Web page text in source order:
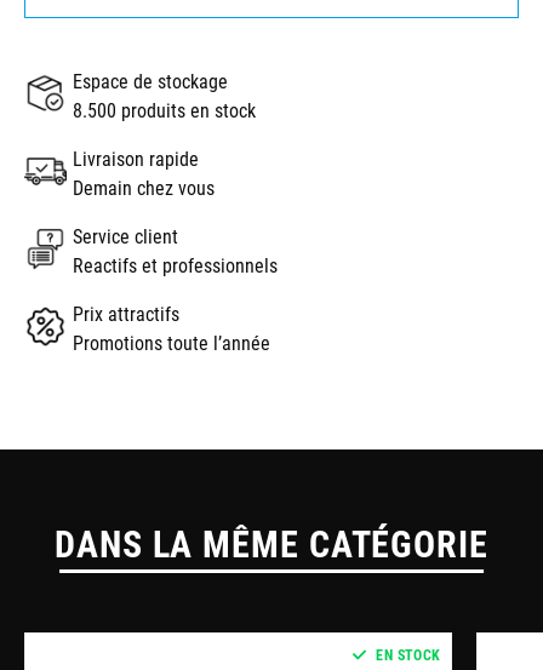
Espace de stockage
8.500 produits en stock
Livraison rapide
Demain chez vous
Service client
Reactifs et professionnels
Prix attractifs
Promotions toute l’année
DANS LA MÊME CATÉGORIE
EN STOCK